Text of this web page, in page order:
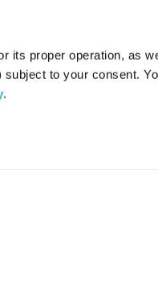
its proper operation, as
to your consent.
.